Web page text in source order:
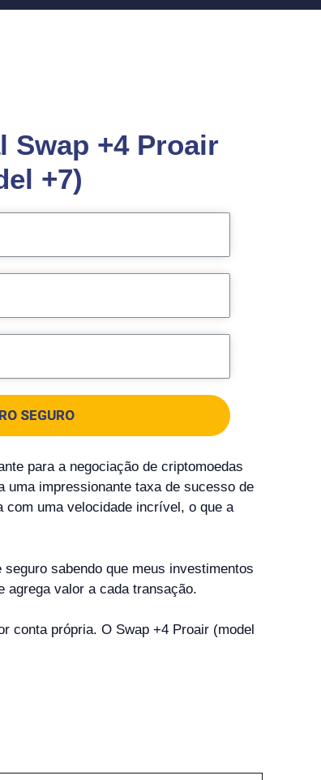
Swap +4 Proair
+7)
SEGURO
para a negociação de criptomoedas
uma impressionante taxa de sucesso de
com uma velocidade incrível, o que a
sabendo que meus investimentos
agrega valor a cada transação.
conta própria. O Swap +4 Proair (model